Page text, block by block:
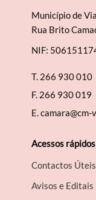
Município de
Rua Brito
NIF:
T. 266 930 010
F. 266 930 019
E.
Acessos rápidos
Contactos Úteis
Avisos e Editais